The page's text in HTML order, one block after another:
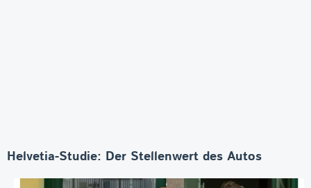
Helvetia-Studie: Der Stellenwert des Autos